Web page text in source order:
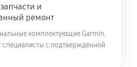
и
ремонт
комплектующие Garmin.
с подтверждённой